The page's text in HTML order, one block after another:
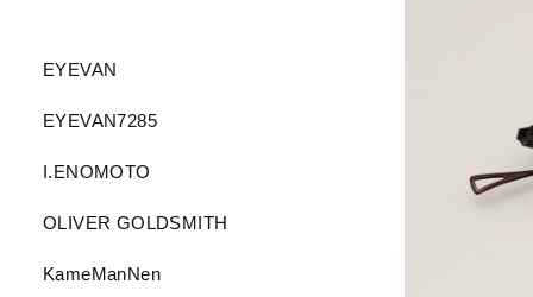
EYEVAN
EYEVAN7285
I.ENOMOTO
OLIVER GOLDSMITH
KameManNen